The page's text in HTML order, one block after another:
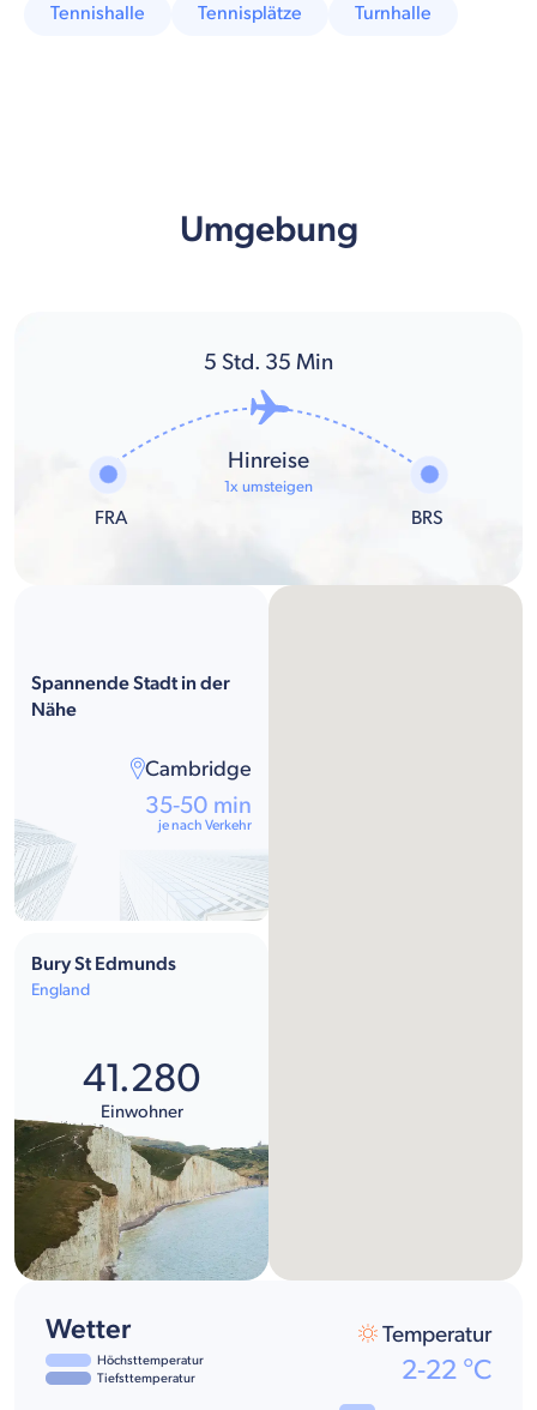
Tennishalle
Tennisplätze Turnhalle
Umgebung
5 Std. 35 Min
FRA
Hinreise
1x umsteigen
BRS
Spannende Stadt in der
Nähe
Cambridge
35-50 min
je nach Verkehr
Bury St Edmunds
England
41.280
Einwohner
Wetter
Höchsttemperatur
Tiefsttemperatur
Temperatur
2-22 °C